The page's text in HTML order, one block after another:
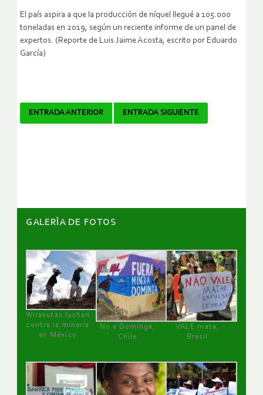
El país aspira a que la producción de níquel llegué a 105.000
toneladas en 2019, según un reciente informe de un panel de
expertos. (Reporte de Luis Jaime Acosta, escrito por Eduardo
García)
Navegador
ENTRADA ANTERIOR ENTRADA SIGUIENTE
GALERÌA DE FOTOS
Wirakutas luchan
contra la minería
en México
No a Dominga,
Chile
VALE mata,
Brasil